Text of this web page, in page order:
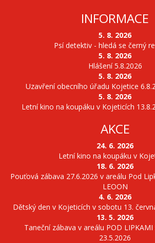
INFORMACE
5. 8. 2026
Psí detektiv - hledá se černý
5. 8. 2026
Hlášení 5.8.2026
5. 8. 2026
Uzavření obecního úřadu Kojetice
5. 8. 2026
Letní kino na koupáku v Kojeticích
AKCE
24. 6. 2026
Letní kino na koupáku v
18. 6. 2026
Pouťová zábava 27.6.2026 v areálu Pod
LEOON
4. 6. 2026
Dětský den v Kojeticích v sobotu 13.
13. 5. 2026
Taneční zábava v areálu POD LIPKAMI
23.5.2026